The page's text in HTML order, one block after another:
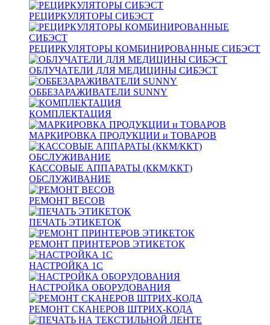
РЕЦИРКУЛЯТОРЫ СИБЭСТ
РЕЦИРКУЛЯТОРЫ КОМБИНИРОВАННЫЕ СИБЭСТ
ОБЛУЧАТЕЛИ ДЛЯ МЕДИЦИНЫ СИБЭСТ
ОББЕЗАРАЖИВАТЕЛИ SUNNY
КОМПЛЕКТАЦИЯ
МАРКИРОВКА ПРОДУКЦИИ и ТОВАРОВ
КАССОВЫЕ АППАРАТЫ (ККМ/ККТ)
ОБСЛУЖИВАНИЕ
РЕМОНТ ВЕСОВ
ПЕЧАТЬ ЭТИКЕТОК
РЕМОНТ ПРИНТЕРОВ ЭТИКЕТОК
НАСТРОЙКА 1С
НАСТРОЙКА ОБОРУДОВАНИЯ
РЕМОНТ СКАНЕРОВ ШТРИХ-КОДА